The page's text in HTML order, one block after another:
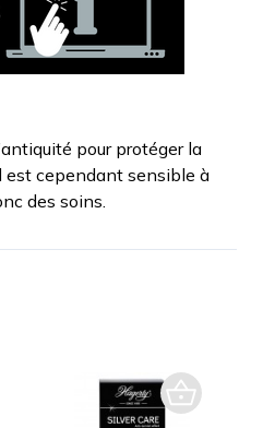
pour protéger la
est cependant sensible à
des soins.